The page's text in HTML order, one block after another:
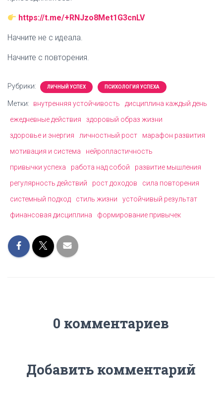
https://t.me/+RNJzo8Met1G3cnLV
Начните не с идеала.
Начните с повторения.
Рубрики: ЛИЧНЫЙ УСПЕХ ПСИХОЛОГИЯ УСПЕХА
Метки: внутренняя устойчивость
дисциплина каждый день
ежедневные действия
здоровый образ жизни
здоровье и энергия
личностный рост
марафон развития
мотивация и система
нейропластичность
привычки успеха
работа над собой
развитие мышления
регулярность действий
рост доходов
сила повторения
системный подход
стиль жизни
устойчивый результат
финансовая дисциплина
формирование привычек
0 комментариев
Добавить комментарий